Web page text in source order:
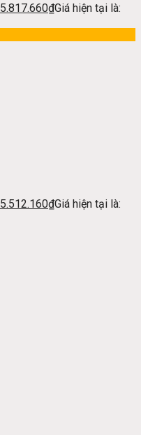
5.817.660₫Giá hiện tại là:
5.512.160₫Giá hiện tại là: